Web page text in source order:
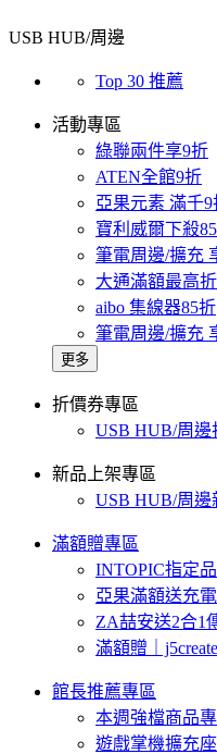
USB HUB/周邊
Top 30 推薦
活動專區
綠聯兩件享9折
ATEN全館9折
亞果元素 滿千9
寶利威爾下殺
筆電周邊/擴充
大通滿額最高
aibo 集線器85折
筆電周邊/擴充
更多
折價券專區
USB HUB/周邊
新品上架專區
USB HUB/周邊
滿額贈專區
INTOPIC指定
亞果滿額送充
ZA喆安送2合1
滿額贈｜
館長推薦專區
本週強檔商品
遊戲掌機擴充座